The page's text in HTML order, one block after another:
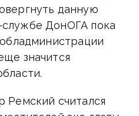
данную
ДонОГА пока
значится
Ремский считался